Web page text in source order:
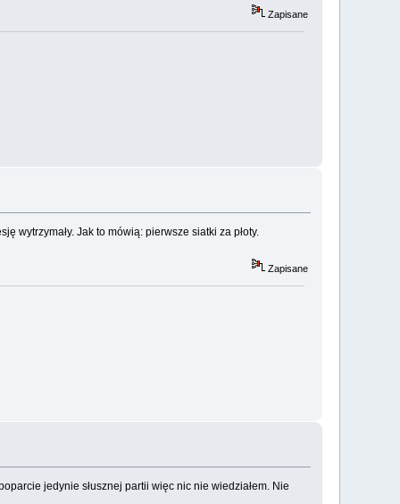
Zapisane
wytrzymały. Jak to mówią: pierwsze siatki za płoty.
Zapisane
jedynie słusznej partii więc nic nie wiedziałem. Nie